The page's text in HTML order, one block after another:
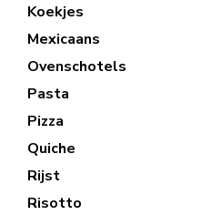
Koekjes
Mexicaans
Ovenschotels
Pasta
Pizza
Quiche
Rijst
Risotto